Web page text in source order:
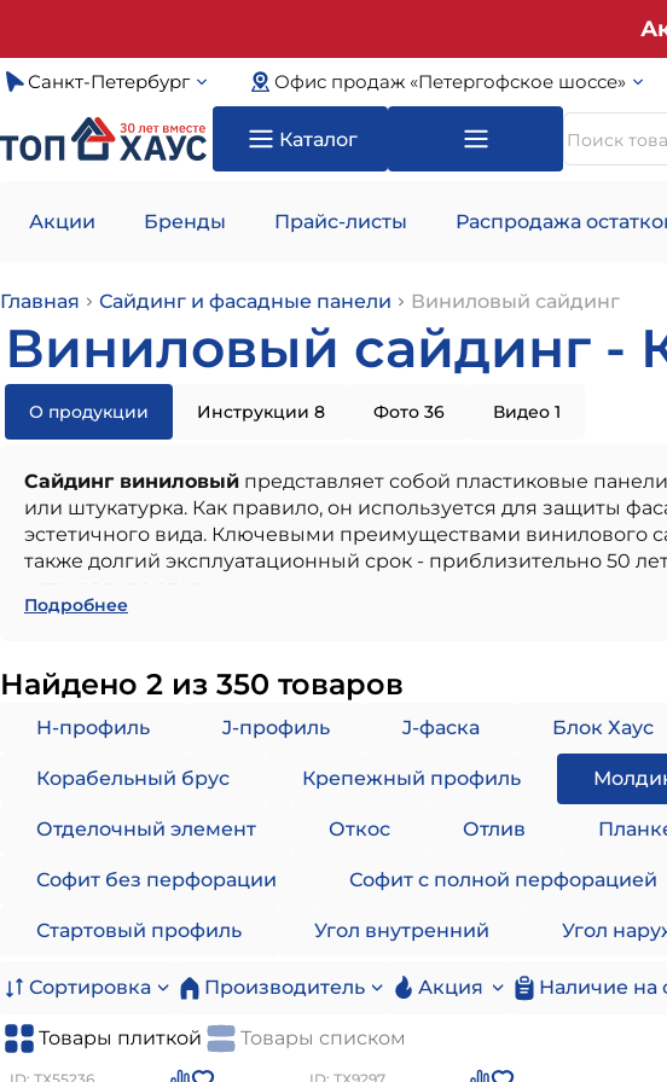
Санкт-Петербург Офис продаж «Петергофское шоссе»
Каталог
Акции Бренды Прайс-листы Распродажа
Главная Сайдинг и фасадные панели Виниловый сайдинг
Виниловый сайдинг -
О продукции Инструкции 8 Фото 36 Видео 1
Сайдинг виниловый представляет собой пластиковые
или штукатурка. Как правило, он используется для защиты
эстетичного вида. Ключевыми преимуществами винилового
также долгий эксплуатационный срок - приблизительно 50
Наружный слой сайдинга устойчив к негативному
поддержание формы панели, а также за устойчивость к
Виниловый сайдинг можно разделить по месту использования:
Сайдинг для подшивки карнизов кровли или софит:
Перфорированный. Применяется для вентиляции
Без перфорации. Препятсвует попаданию пыли и
С частичной перворацией. Обеспечивает
Сайдинг для цоколя: Используется для обшивки нижней
изготавливают с имитацией кирпичной или каменной
Сайдинг для обшивки стен отличается по форме
«Елочка»: одинарная, двойная или тройная
Вертикальый сайдинг
Блок-хаус
Сайдинг может изготавливаться как в ярких, так и в более
Подробнее
Найдено 2 из 350 товаров
H-профиль J-профиль J-фаска Блок Хаус
Корабельный брус Крепежный профиль
Отделочный элемент Откос Отлив
Софит без перфорации Софит с полной перфорацией
Стартовый профиль Угол внутренний Угол
Сортировка Производитель Акция Наличие на
Товары плиткой Товары списком